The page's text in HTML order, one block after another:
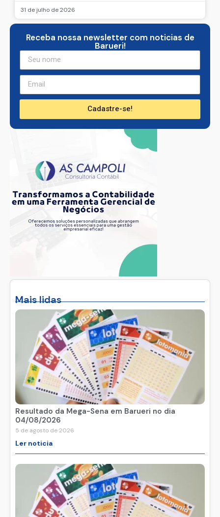
31 de julho de 2026
Mais lidas
Resultado da Mega-Sena em Barueri no dia
04/08/2026
5 de agosto de 2026
Ler noticia
Receba nossa newsletter com noticias de
Barueri!
Cadastre-se!